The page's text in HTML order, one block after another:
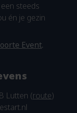
steeds
én je gezin
Event.
Lutten (route)